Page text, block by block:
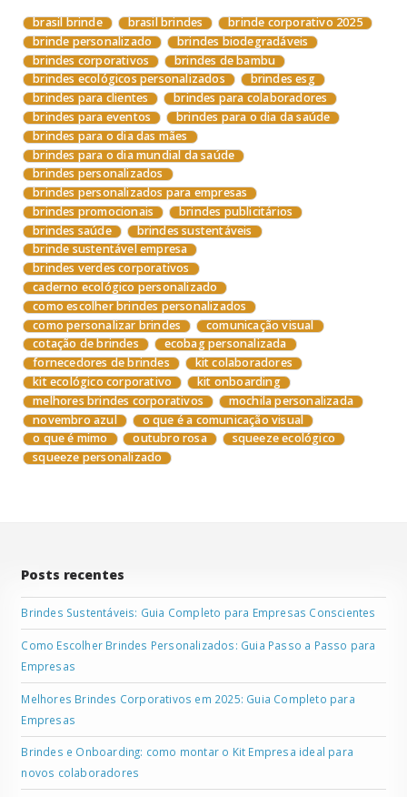
brasil brinde brasil brindes
brinde corporativo 2025
brinde personalizado
brindes biodegradáveis
brindes corporativos
brindes de bambu
brindes ecológicos personalizados
brindes esg
brindes para clientes
brindes para colaboradores
brindes para eventos
brindes para o dia da saúde
brindes para o dia das mães
brindes para o dia mundial da saúde
brindes personalizados
brindes personalizados para empresas
brindes promocionais
brindes publicitários
brindes saúde
brindes sustentáveis
brinde sustentável empresa
brindes verdes corporativos
caderno ecológico personalizado
como escolher brindes personalizados
como personalizar brindes
comunicação visual
cotação de brindes
ecobag personalizada
fornecedores de brindes
kit colaboradores
kit ecológico corporativo
kit onboarding
melhores brindes corporativos
mochila personalizada
novembro azul
o que é a comunicação visual
o que é mimo
outubro rosa
squeeze ecológico
squeeze personalizado
Posts recentes
Brindes Sustentáveis: Guia Completo para Empresas Conscientes
Como Escolher Brindes Personalizados: Guia Passo a Passo para
Empresas
Melhores Brindes Corporativos em 2025: Guia Completo para
Empresas
Brindes e Onboarding: como montar o Kit Empresa ideal para
novos colaboradores